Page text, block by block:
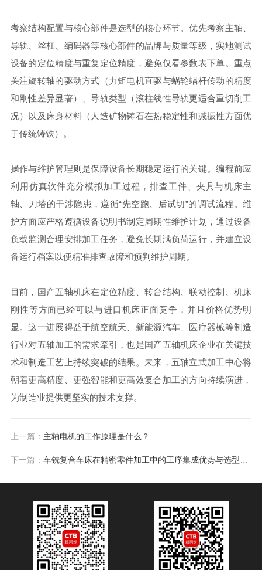
考察结构配置与核心部件是选型的核心环节。优先考察主轴、
导轨、丝杠、编码器等核心部件的品牌与质量等级，实地测试
设备的定位精度与重复定位精度，避免仅看参数表下单。重点
关注旋转轴的驱动方式（力矩电机直驱与蜗轮蜗杆传动的精度
和刚性差异显著）、导轨类型（滚柱线性导轨更适合重切削工
况）以及床身材料（人造矿物铸石在热稳定性和减振性方面优
于传统铸铁）。
操作与维护管理则是保障设备长期稳定运行的关键。编程前应
利用仿真软件充分模拟加工过程，排查工件、夹具与机床主
轴、刀塔的干涉隐患，遵循“先空跑、后试切”的调试流程。维
护方面应严格遵循设备说明书制定周期性维护计划，通过设备
负载监测合理安排加工任务，避免长期满负荷运行，并建立设
备运行档案以便精准排查故障和预判维护周期。
目前，国产五轴机床在定位精度、转台结构、联动控制、机床
刚性等方面已经可以与进口机床正面竞争，并且价格优势明
显。这一进展得益于航空航天、新能源汽车、医疗器械等制造
行业对五轴加工的需求牵引，也是国产五轴机床企业在关键技
术和制造工艺上持续突破的结果。未来，五轴立式加工中心将
朝着更高精度、更强智能和更高效复合加工的方向持续演进，
为制造业提供更坚实的技术支撑。
上一篇： 主轴电机的工作原理是什么？
下一篇： 车铣复合车床在精密零件加工中的工序集成优势与选型适配